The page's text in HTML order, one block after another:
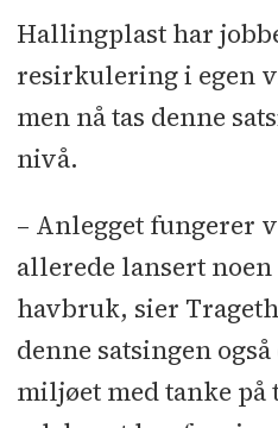
Hallingplast har
resirkulering i egen
men nå tas denne
nivå.
– Anlegget fungerer
allerede lansert
havbruk, sier
denne satsingen
miljøet med tanke på